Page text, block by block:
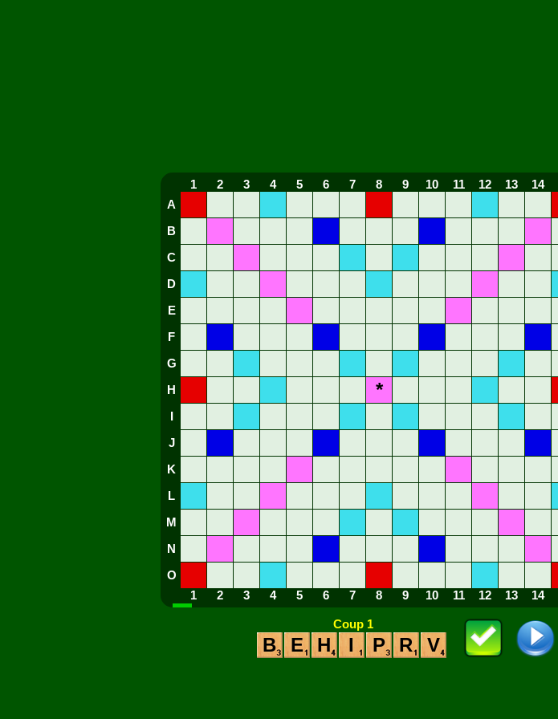
1 2 3 4 5 6 7 8 9 10 11 12 13 14
A
B
C
D
E
F
G
H *
J
K
L
M
N
O
1
2 3 4 5 6 7 8 9 10 11 12 13 14
Coup 1
B E H I P R V